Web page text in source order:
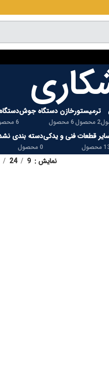
ترمیستور
2 محصول
خازن دستگاه جوش
6 محصول 6 محصول
قطعات فنی و یدکیدسته بندی
0 محصول
نمایش 9
24